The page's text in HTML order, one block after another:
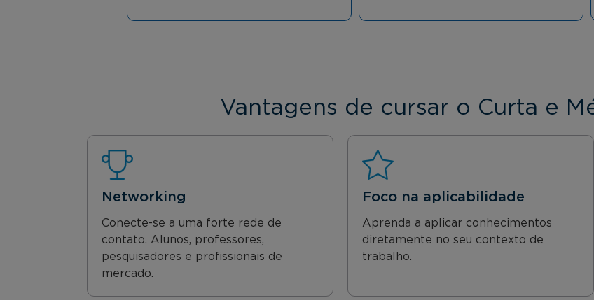
Vantagens de cursar o Curta e
Networking
Conecte-se a uma forte rede de
contato. Alunos, professores,
pesquisadores e profissionais de
mercado.
Foco na aplicabilidade
Aprenda a aplicar conhecimentos
diretamente no seu contexto de
trabalho.